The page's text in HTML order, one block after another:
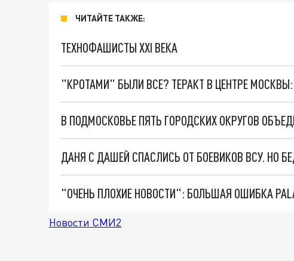
ЧИТАЙТЕ ТАКЖЕ:
ТЕХНОФАШИСТЫ XXI ВЕКА
"КРОТАМИ" БЫЛИ ВСЕ? ТЕРАКТ В ЦЕНТРЕ
В ПОДМОСКОВЬЕ ПЯТЬ ГОРОДСКИХ ОКРУГОВ
ДАНЯ С ДАШЕЙ СПАСЛИСЬ ОТ БОЕВИКОВ ВСУ. НО
Новости СМИ2